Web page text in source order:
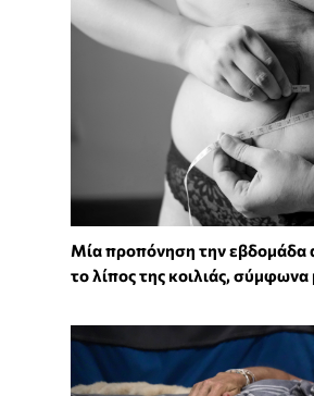
Μία προπόνηση την εβδομάδα
το λίπος της κοιλιάς, σύμφωνα